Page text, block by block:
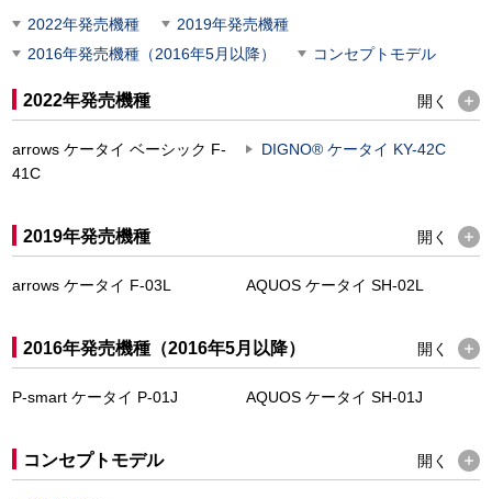
2022年発売機種
2019年発売機種
2016年発売機種（2016年5月以降）
コンセプトモデル
2022年発売機種 開く
arrows ケータイ ベーシック F-
41C
DIGNO®ケータイ KY-42C
2019年発売機種 開く
arrows ケータイ F-03L AQUOS ケータイ SH-02L
2016年発売機種（2016年5月以降） 開く
P-smart ケータイ P-01J AQUOS ケータイ SH-01J
コンセプトモデル 開く